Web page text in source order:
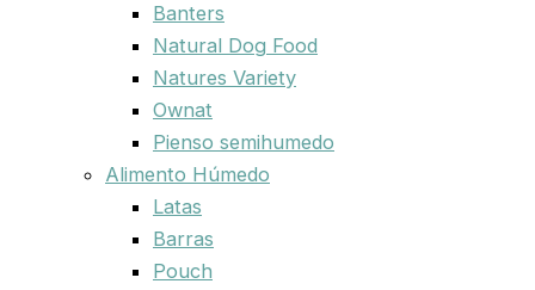
Banters
Natural Dog Food
Natures Variety
Ownat
Pienso semihumedo
Alimento Húmedo
Latas
Barras
Pouch